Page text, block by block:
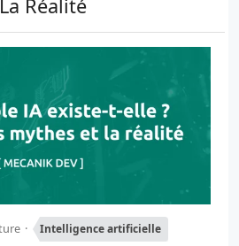
Réalité
Intelligence artificielle